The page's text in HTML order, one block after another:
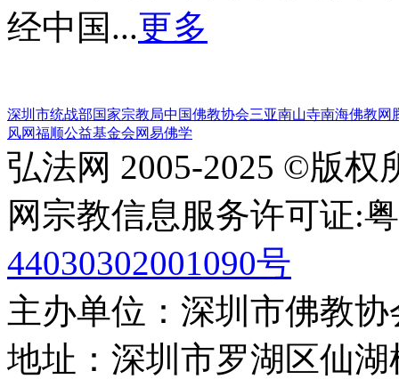
经中国...更多
深圳市统战部国家宗教局中国佛教协会三亚南山寺南海佛教网
风网福顺公益基金会网易佛学
弘法网 2005-2025 ©版权
网宗教信息服务许可证:
44030302001090号
主办单位：深圳市佛教
地址：深圳市罗湖区仙